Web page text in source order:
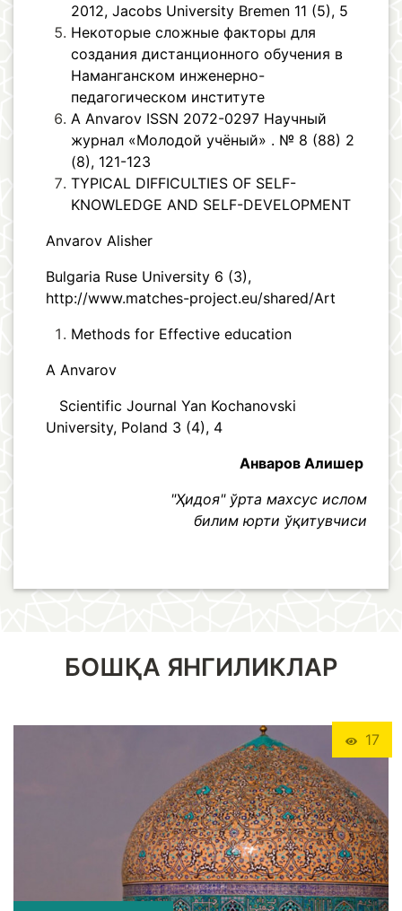
2012, Jacobs University Bremen 11 (5), 5
Некоторые cложные факторы для
создания дистанционного обучения в
Наманганском инженерно-
педагогическом институте
А Аnvarov ISSN 2072-0297 Научный
журнал «Молодой учёный» . № 8 (88) 2
(8), 121-123
TYPICAL DIFFICULTIES OF SELF-
KNOWLEDGE AND SELF-DEVELOPMENT
Anvarov Alisher
Bulgaria Ruse University 6 (3),
http://www.matches-project.eu/shared/Art
Methods for Effective education
A Anvarov
Scientific Journal Yan Kochanovski
University, Poland 3 (4), 4
Анваров Алишер
"Ҳидоя" ўрта махсус ислом
билим юрти ўқитувчиси
БОШҚА ЯНГИЛИКЛАР
17